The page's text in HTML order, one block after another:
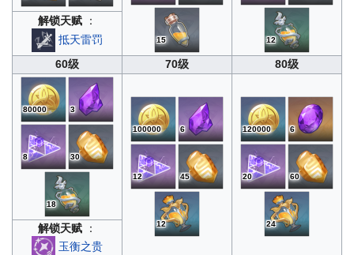
15 12
解锁天赋 ：
抵天雷罚
60级
70级 80级
80000 3
8 30
18
100000 6
12 45
12
120000 6
20 60
24
解锁天赋 ：
玉衡之贵